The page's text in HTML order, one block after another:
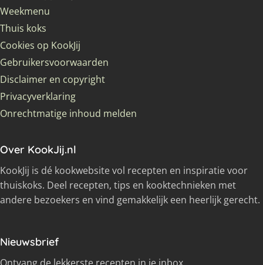
Weekmenu
Thuis koks
Cookies op KookJij
Gebruikersvoorwaarden
Disclaimer en copyright
Privacyverklaring
Onrechtmatige inhoud melden
Over KookJij.nl
KookJij is dé kookwebsite vol recepten en inspiratie voor
thuiskoks. Deel recepten, tips en kooktechnieken met
andere bezoekers en vind gemakkelijk een heerlijk gerecht.
Nieuwsbrief